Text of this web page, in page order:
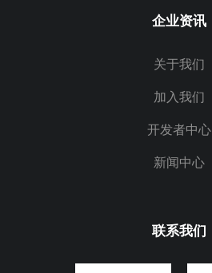
企业资讯
关于我们
加入我们
开发者中心
新闻中心
联系我们